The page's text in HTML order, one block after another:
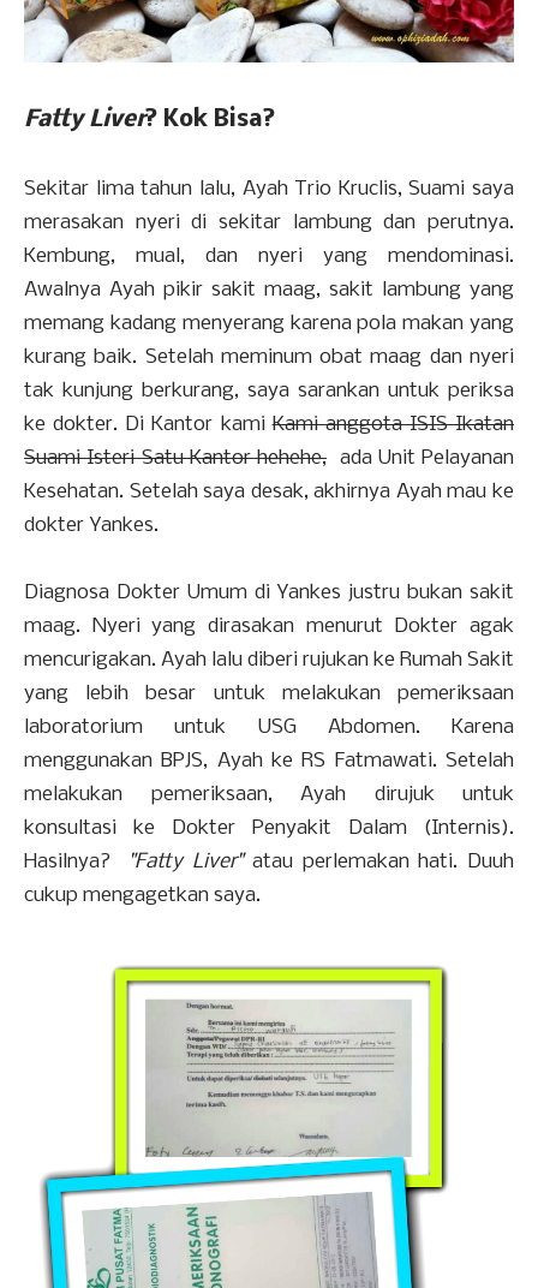
Fatty Liver? Kok Bisa?
Sekitar lima tahun lalu, Ayah Trio Kruclis, Suami saya
merasakan nyeri di sekitar lambung dan perutnya.
Kembung, mual, dan nyeri yang mendominasi.
Awalnya Ayah pikir sakit maag, sakit lambung yang
memang kadang menyerang karena pola makan yang
kurang baik. Setelah meminum obat maag dan nyeri
tak kunjung berkurang, saya sarankan untuk periksa
ke dokter. Di Kantor kamiKami anggota ISIS Ikatan
Suami Isteri Satu Kantor hehehe, ada Unit Pelayanan
Kesehatan. Setelah saya desak, akhirnya Ayah mau ke
dokter Yankes.
Diagnosa Dokter Umum di Yankes justru bukan sakit
maag. Nyeri yang dirasakan menurut Dokter agak
mencurigakan. Ayah lalu diberi rujukan ke Rumah Sakit
yang lebih besar untuk melakukan pemeriksaan
laboratorium untuk USG Abdomen. Karena
menggunakan BPJS, Ayah ke RS Fatmawati. Setelah
melakukan pemeriksaan, Ayah dirujuk untuk
konsultasi ke Dokter Penyakit Dalam (Internis).
Hasilnya?
"Fatty Liver"atau perlemakan hati. Duuh
cukup mengagetkan saya.